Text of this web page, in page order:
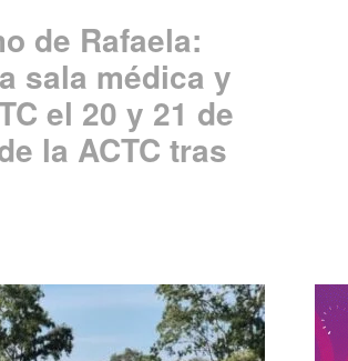
de Rafaela:
sala médica y
el 20 y 21 de
la ACTC tras